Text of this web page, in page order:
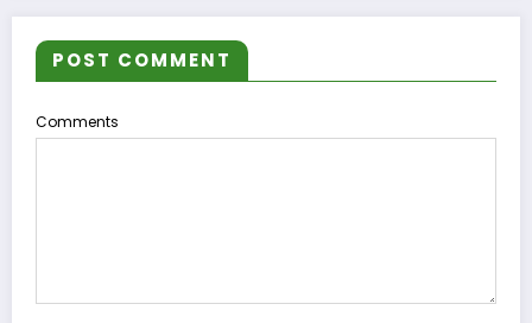
POST COMMENT
Comments